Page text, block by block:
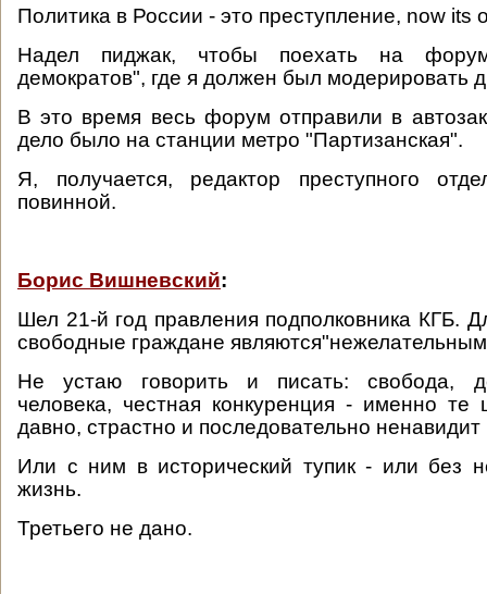
Политика в России - это преступление, now its
Надел пиджак, чтобы поехать на
демократов", где я должен был модерировать
В это время весь форум отправили в
дело было на станции метро "Партизанская".
Я, получается, редактор преступного
повинной.
Борис Вишневский:
Шел 21-й год правления подполковника КГБ.
свободные граждане
Не устаю говорить и писать: свобода,
человека, честная конкуренция - именно те
давно, страстно и последовательно
Или с ним в исторический тупик - или без
жизнь.
Третьего не дано.